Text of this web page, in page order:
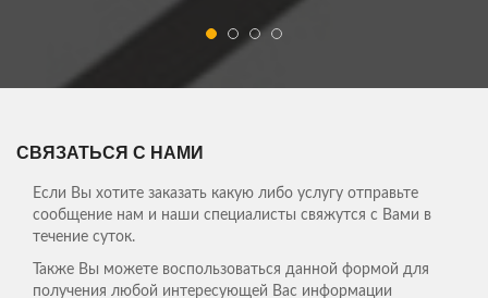
ЕРЕМЕНКО АЛЕКСЕЙ
Нужно было сделать ограду для моего участка - скорость
работы компании удивила! Превзошли все мои ожидания!
Сбылись мои мечты, теперь мы живем в собственном доме, на
Мы давно с мужем планировали переехать из
ничего не понимали и обратились к
СВЯЗАТЬСЯ С НАМИ
Если Вы хотите заказать какую либо услугу отправьте
сообщение нам и наши специалисты свяжутся с Вами в
течение суток.
Также Вы можете воспользоваться данной формой для
получения любой интересующей Вас информации